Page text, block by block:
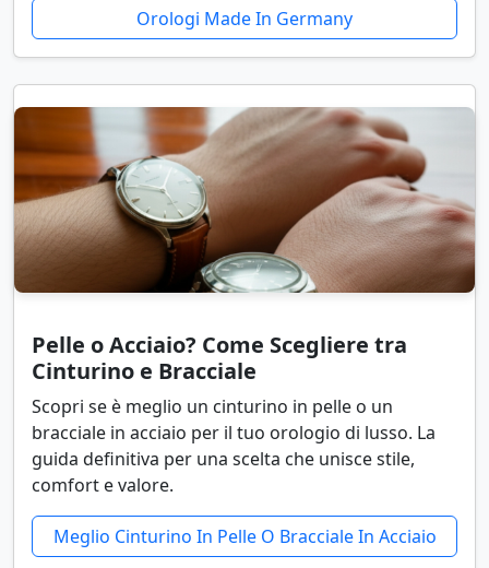
Orologi Made In Germany
Pelle o Acciaio? Come Scegliere tra
Cinturino e Bracciale
Scopri se è meglio un cinturino in pelle o un
bracciale in acciaio per il tuo orologio di lusso. La
guida definitiva per una scelta che unisce stile,
comfort e valore.
Meglio Cinturino In Pelle O Bracciale In Acciaio